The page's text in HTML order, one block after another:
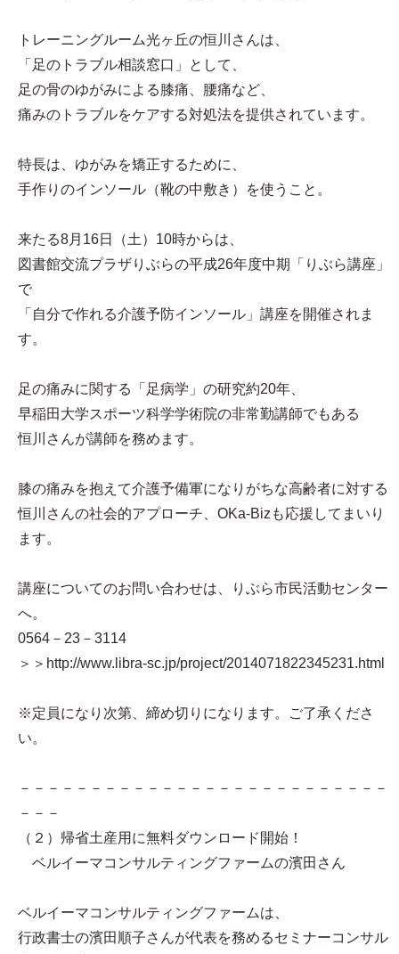
トレーニングルーム光ヶ丘の恒川さんは、
「足のトラブル相談窓口」として、
足の骨のゆがみによる膝痛、腰痛など、
痛みのトラブルをケアする対処法を提供されています。
特長は、ゆがみを矯正するために、
手作りのインソール（靴の中敷き）を使うこと。
来たる8月16日（土）10時からは、
図書館交流プラザりぶらの平成26年度中期「りぶら講座」
で
「自分で作れる介護予防インソール」講座を開催されま
す。
足の痛みに関する「足病学」の研究約20年、
早稲田大学スポーツ科学学術院の非常勤講師でもある
恒川さんが講師を務めます。
膝の痛みを抱えて介護予備軍になりがちな高齢者に対する
恒川さんの社会的アプローチ、OKa-Bizも応援してまいり
ます。
講座についてのお問い合わせは、りぶら市民活動センター
へ。
0564－23－3114
＞＞http://www.libra-sc.jp/project/2014071822345231.html
※定員になり次第、締め切りになります。ご了承くださ
い。
－－－－－－－－－－－－－－－－－－－－－－－－－－
－－－
（２）帰省土産用に無料ダウンロード開始！
ベルイーマコンサルティングファームの濱田さん
ベルイーマコンサルティングファームは、
行政書士の濱田順子さんが代表を務めるセミナーコンサル